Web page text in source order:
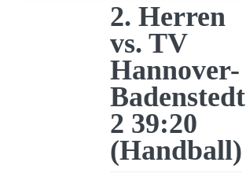
2. Herren
vs. TV
Hannover-
Badenstedt
2 39:20
(Handball)